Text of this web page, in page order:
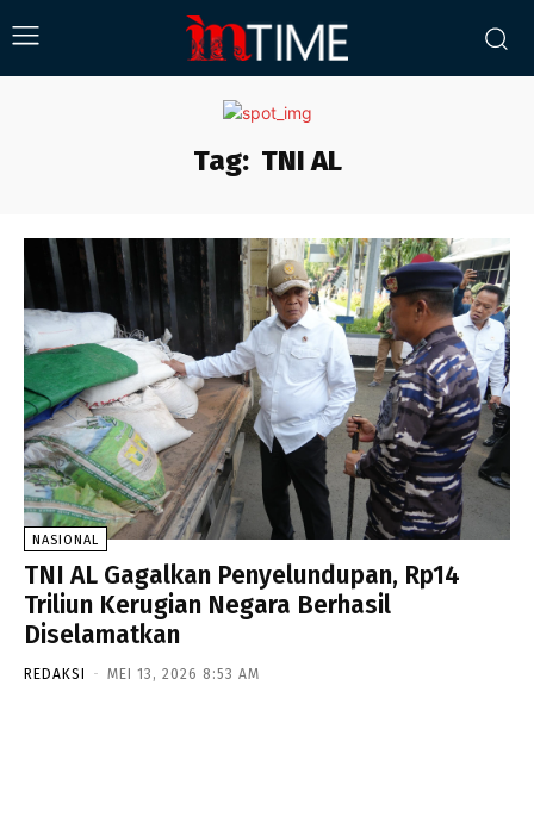
Tag: TNI AL
NASIONAL
TNI AL Gagalkan Penyelundupan, Rp14
Triliun Kerugian Negara Berhasil
Diselamatkan
REDAKSI - MEI 13, 2026 8:53 AM